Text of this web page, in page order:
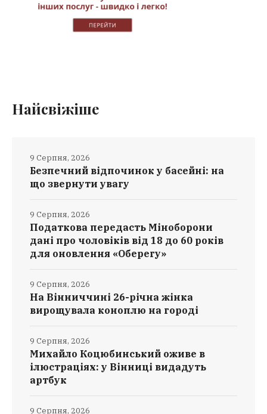
Найсвіжіше
Безпечний відпочинок у басейні: на
що звернути увагу
9 Серпня, 2026
Податкова передасть Міноборони
дані про чоловіків від 18 до 60 років
для оновлення «Оберегу»
9 Серпня, 2026
На Вінниччині 26-річна жінка
вирощувала коноплю на городі
9 Серпня, 2026
Михайло Коцюбинський оживе в
ілюстраціях: у Вінниці видадуть
артбук
9 Серпня, 2026
9 Серпня, 2026